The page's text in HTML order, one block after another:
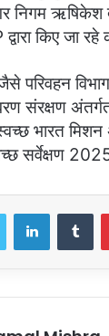
निगम ऋषिकेश
किए जा रहे
परिवहन
संरक्षण
भारत
सर्वेक्षण
Twitter LinkedIn